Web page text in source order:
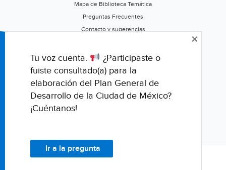
Mapa de Biblioteca Temática
Preguntas Frecuentes
Contacto y sugerencias
Califica este portal
Tu voz cuenta.
¿Participaste o
fuiste consultado(a) para la
elaboración del Plan General de
Desarrollo de la Ciudad de México?
¡Cuéntanos!
Ir a la pregunta
×